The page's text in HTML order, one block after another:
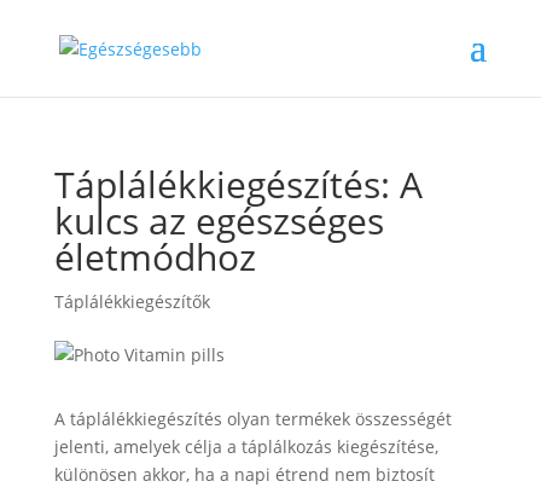
Táplálékkiegészítés: A
kulcs az egészséges
életmódhoz
Táplálékkiegészítők
A táplálékkiegészítés olyan termékek összességét
jelenti, amelyek célja a táplálkozás kiegészítése,
különösen akkor, ha a napi étrend nem biztosít